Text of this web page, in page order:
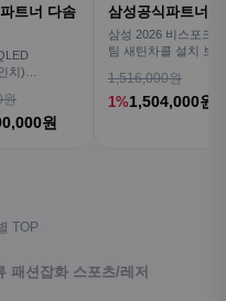
트너 다솜
치)
원
원
삼성공식파트너
삼성 2026 비스포크
팀 새틴차콜 설치 보
1,516,000원
1%1,504,000원
TOP
패션잡화 스포츠/레저